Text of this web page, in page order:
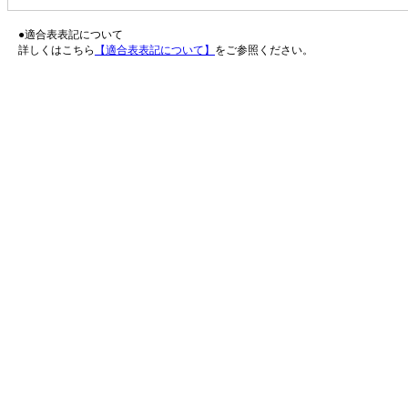
●適合表表記について
詳しくはこちら
【適合表表記について】 をご参照ください。